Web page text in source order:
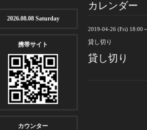
カレンダー
2019-04-26 (Fri) 18:00
貸し切り
貸し切り
2026.08.08 Saturday
携帯サイト
カウンター